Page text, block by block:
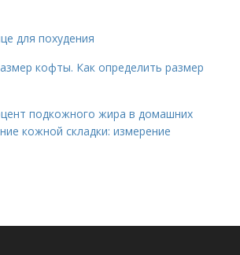
для похудения
кофты. Как определить размер
подкожного жира в домашних
кожной складки: измерение